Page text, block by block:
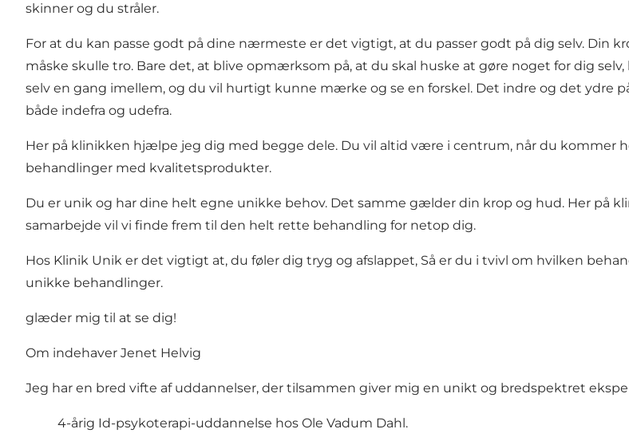
skinner og du stråler.
For at du kan passe godt på dine nærmeste er det vigtigt, at du passer godt på dig selv. Din
måske skulle tro. Bare det, at blive opmærksom på, at du skal huske at gøre noget for dig
selv en gang imellem, og du vil hurtigt kunne mærke og se en forskel. Det indre og det ydre
både indefra og udefra.
Her på klinikken hjælpe jeg dig med begge dele. Du vil altid være i centrum, når du kommer
behandlinger med kvalitetsprodukter.
Du er unik og har dine helt egne unikke behov. Det samme gælder din krop og hud. Her på
samarbejde vil vi finde frem til den helt rette behandling for netop dig.
Hos Klinik Unik er det vigtigt at, du føler dig tryg og afslappet, Så er du i tvivl om hvilken
unikke behandlinger.
glæder mig til at se dig!
Om indehaver Jenet Helvig
Jeg har en bred vifte af uddannelser, der tilsammen giver mig en unikt og bredspektret
4-årig Id-psykoterapi-uddannelse hos Ole Vadum Dahl.